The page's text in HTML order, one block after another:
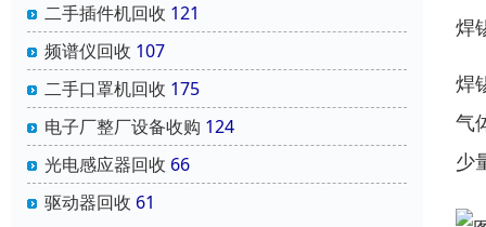
二手插件机回收 121
频谱仪回收 107
二手口罩机回收 175
电子厂整厂设备收购 124
光电感应器回收 66
驱动器回收 61
焊
焊
气
少